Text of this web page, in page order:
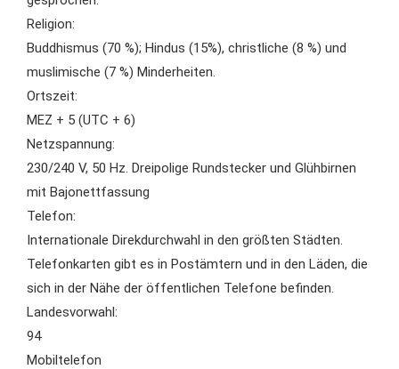
Religion:
Buddhismus (70 %); Hindus (15%), christliche (8 %) und
muslimische (7 %) Minderheiten.
Ortszeit:
MEZ + 5 (UTC + 6)
Netzspannung:
230/240 V, 50 Hz. Dreipolige Rundstecker und Glühbirnen
mit Bajonettfassung
Telefon:
Internationale Direkdurchwahl in den größten Städten.
Telefonkarten gibt es in Postämtern und in den Läden, die
sich in der Nähe der öffentlichen Telefone befinden.
Landesvorwahl:
94
Mobiltelefon